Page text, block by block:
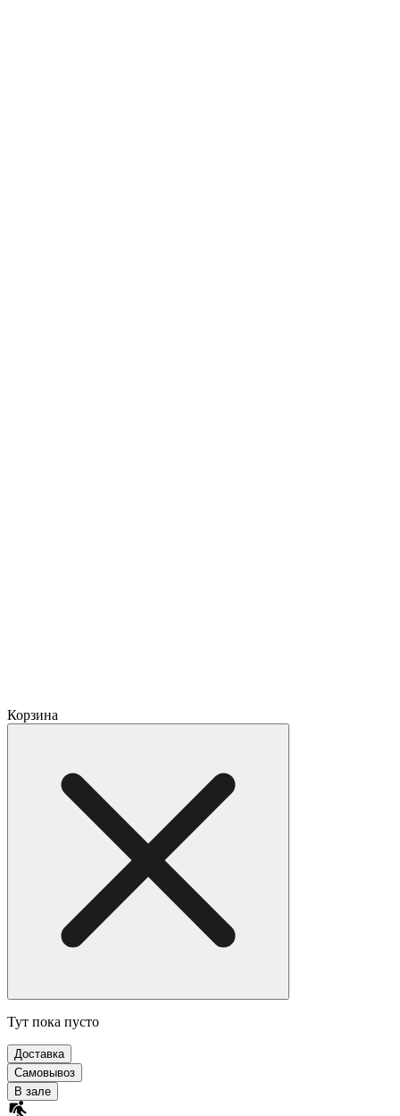
Корзина
Тут пока пусто
Доставка
Самовывоз
В зале